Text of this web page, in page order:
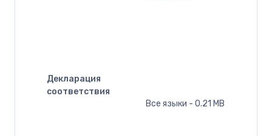
Декларация
соответствия
Все языки - 0.21 MB